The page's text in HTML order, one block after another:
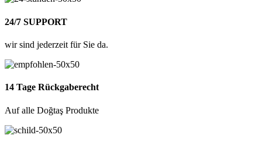
24/7 SUPPORT
wir sind jederzeit für Sie da.
14 Tage Rückgaberecht
Auf alle Doğtaş Produkte